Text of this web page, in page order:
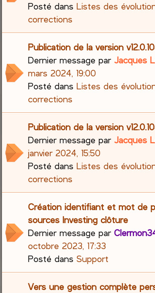
Posté dansListes des
corrections
Publication de la version
Dernier message parJacques
mars 2024, 19:00
Posté dansListes des
corrections
Publication de la version
Dernier message parJacques
janvier 2024, 15:50
Posté dansListes des
corrections
Création identifiant et mot de
sources Investing clôture
Dernier message par
octobre 2023, 17:33
Posté dansSupport
Vers une gestion complète